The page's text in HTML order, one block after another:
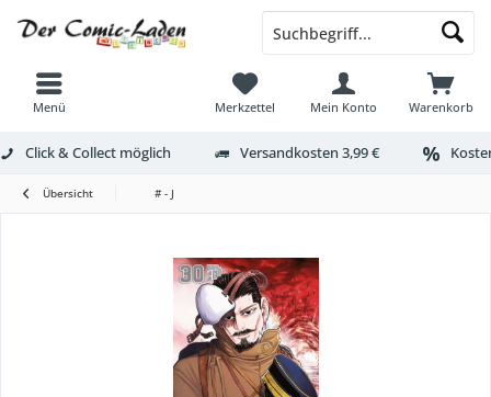
Menü Warenkorb
Merkzettel Mein Konto
Click & Collect möglich Versandkosten 3,99 €
Übersicht # - J